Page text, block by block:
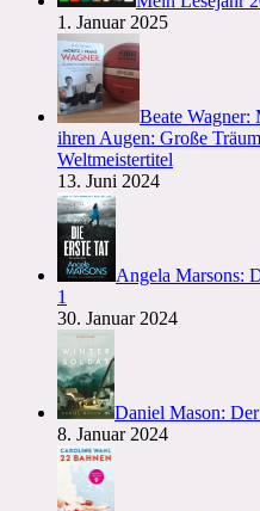
1. Januar 2025
Beate Wagner:
ihren Augen: Große
Weltmeistertitel
13. Juni 2024
Angela Marsons:
1
30. Januar 2024
Daniel Mason:
8. Januar 2024